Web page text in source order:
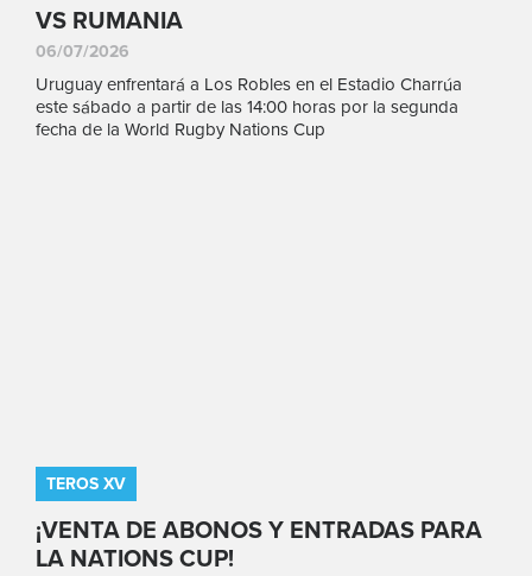
VS RUMANIA
06/07/2026
Uruguay enfrentará a Los Robles en el Estadio Charrúa
este sábado a partir de las 14:00 horas por la segunda
fecha de la World Rugby Nations Cup
TEROS XV
¡VENTA DE ABONOS Y ENTRADAS PARA
LA NATIONS CUP!